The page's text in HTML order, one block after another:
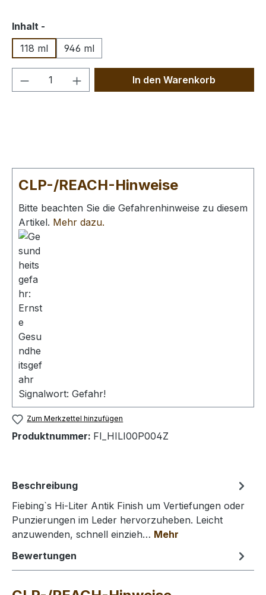
Inhalt -
118 ml
946 ml
Produkt Anzahl: Gib denIn den Warenkorb
CLP-/REACH-Hinweise
Bitte beachten Sie die Gefahrenhinweise zu diesem
Artikel. Mehr dazu.
Signalwort: Gefahr!
Zum Merkzettel hinzufügen
Produktnummer: FI_HILI00P004Z
Beschreibung
Fiebing`s Hi-Liter Antik Finish um Vertiefungen oder
Punzierungen im Leder hervorzuheben. Leicht
anzuwenden, schnell einzieh… Mehr
Bewertungen